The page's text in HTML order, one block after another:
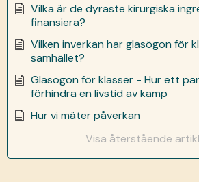
Vilka är de dyraste kirurgiska
finansiera?
Vilken inverkan har glasögon för
samhället?
Glasögon för klasser - Hur ett
förhindra en livstid av kamp
Hur vi mäter påverkan
Visa återstående